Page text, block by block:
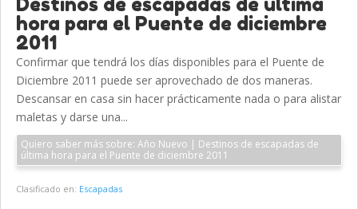
hora para el Puente de diciembre
2011
Confirmar que tendrá los días disponibles para el Puente de
Diciembre 2011 puede ser aprovechado de dos maneras.
Descansar en casa sin hacer prácticamente nada o para alistar
maletas y darse una...
Quiero saber más sobre: Año Nuevo | Destinos de escapadas de
última hora para el Puente de diciembre 2011
Clasificado en: Escapadas